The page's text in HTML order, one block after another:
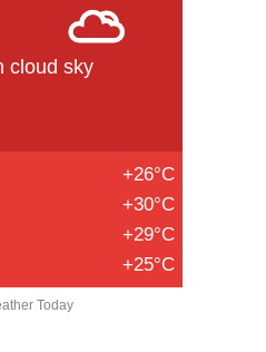
cloud sky
+26°C
+30°C
+29°C
+25°C
Today